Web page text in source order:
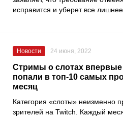
исправится и уберет все
Новости 24 июня, 2022
Стримы о слотах впервые
попали в топ-10 самых
месяц
Категория «слоты» неизменно
зрителей на Twitch. Каждый